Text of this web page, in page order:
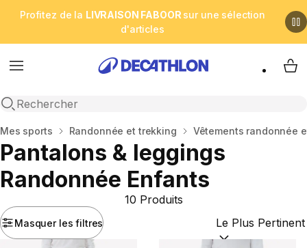
Profitez de la LIVRAISON FABOOR sur une sélection
d'articles
Menu
Open search
My
Accueil
Mes sports Randonnée et trekking Vêtements randonnée
Pantalons & leggings
Randonnée Enfants
Masquer les filtres
10 Produits
Trier par :